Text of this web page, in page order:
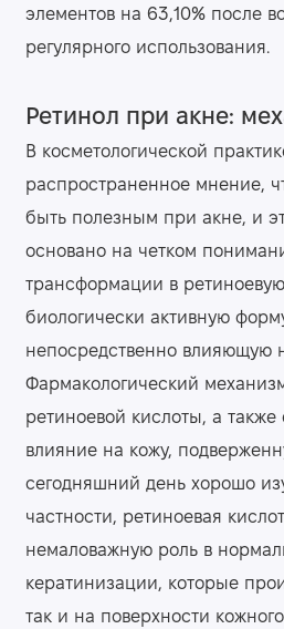
элементов на 63,10% после
регулярного использования.
Ретинол при акне:
В косметологической
распространенное мнение,
быть полезным при акне, и
основано на четком
трансформации в
биологически активную
непосредственно влияющую
Фармакологический
ретиноевой кислоты, а также
влияние на кожу,
сегодняшний день хорошо
частности, ретиноевая
немаловажную роль в
кератинизации, которые
так и на поверхности